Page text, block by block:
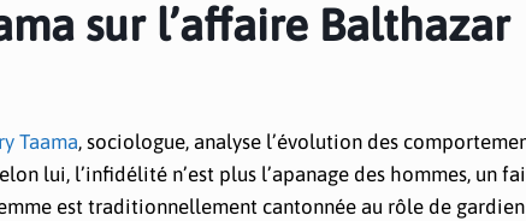
sur l’affaire Balthazar
Taama, sociologue, analyse l’évolution des
lui, l’infidélité n’est plus l’apanage des hommes, un
est traditionnellement cantonnée au rôle de